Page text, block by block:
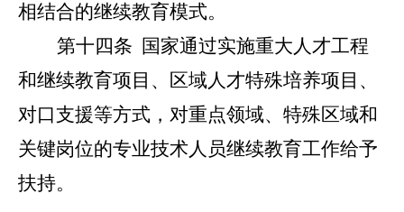
相结合的继续教育模式。
第十四条 国家通过实施重大人才工程
和继续教育项目、区域人才特殊培养项目、
对口支援等方式，对重点领域、特殊区域和
关键岗位的专业技术人员继续教育工作给予
扶持。